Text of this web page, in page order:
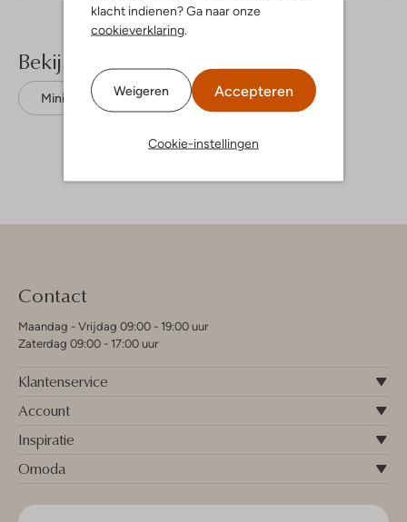
klacht indienen? Ga naar onze
cookieverklaring.
Weigeren Accepteren
Cookie-instellingen
Bekijk meer
Minirokken Aaiko Viscose
Contact
Maandag - Vrijdag 09:00 - 19:00 uur
Zaterdag 09:00 - 17:00 uur
Klantenservice
Account
Inspiratie
Omoda